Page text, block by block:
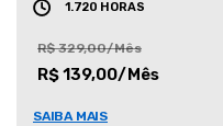
1.720 HORAS
R$ 329,00/Mês
R$ 139,00/Mês
SAIBA MAIS